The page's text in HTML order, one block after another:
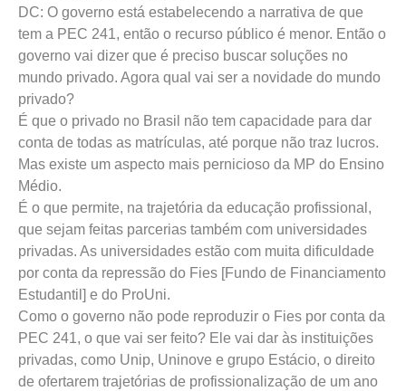
DC: O governo está estabelecendo a narrativa de que
tem a PEC 241, então o recurso público é menor. Então o
governo vai dizer que é preciso buscar soluções no
mundo privado. Agora qual vai ser a novidade do mundo
privado?
É que o privado no Brasil não tem capacidade para dar
conta de todas as matrículas, até porque não traz lucros.
Mas existe um aspecto mais pernicioso da MP do Ensino
Médio.
É o que permite, na trajetória da educação profissional,
que sejam feitas parcerias também com universidades
privadas. As universidades estão com muita dificuldade
por conta da repressão do Fies [Fundo de Financiamento
Estudantil] e do ProUni.
Como o governo não pode reproduzir o Fies por conta da
PEC 241, o que vai ser feito? Ele vai dar às instituições
privadas, como Unip, Uninove e grupo Estácio, o direito
de ofertarem trajetórias de profissionalização de um ano